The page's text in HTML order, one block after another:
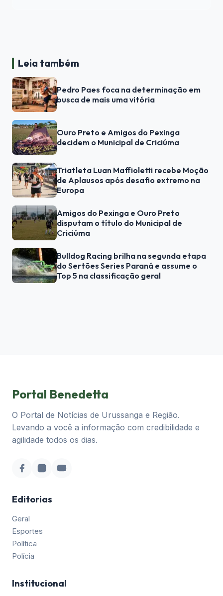
Leia também
Pedro Paes foca na determinação em
busca de mais uma vitória
Ouro Preto e Amigos do Pexinga
decidem o Municipal de Criciúma
Triatleta Luan Maffioletti recebe Moção
de Aplausos após desafio extremo na
Europa
Amigos do Pexinga e Ouro Preto
disputam o título do Municipal de
Criciúma
Bulldog Racing brilha na segunda etapa
do Sertões Series Paraná e assume o
Top 5 na classificação geral
Portal Benedetta
O Portal de Notícias de Urussanga e Região.
Levando a você a informação com credibilidade e
agilidade todos os dias.
Editorias
Geral
Esportes
Política
Polícia
Institucional